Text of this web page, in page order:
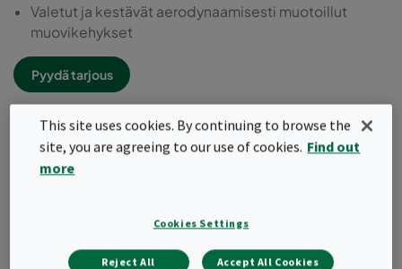
Valetut ja kestävät aerodynaamisesti muotoillut
muovikehykset
Pyydä tarjous
This site uses cookies. By continuing to browse the
site, you are agreeing to our use of cookies. Find out
more
Cookies Settings
Reject All Accept All Cookies